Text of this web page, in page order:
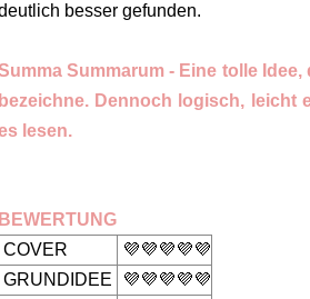
besser gefunden.
Summarum - Eine tolle
bezeichne. Dennoch logisch, leicht
lesen.
BEWERTUNG
COVER
💜💜💜💜💜
GRUNDIDEE
💜💜💜💜💜